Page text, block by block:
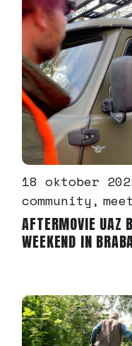
18 oktober
community
AFTERMOVIE UAZ
WEEKEND IN